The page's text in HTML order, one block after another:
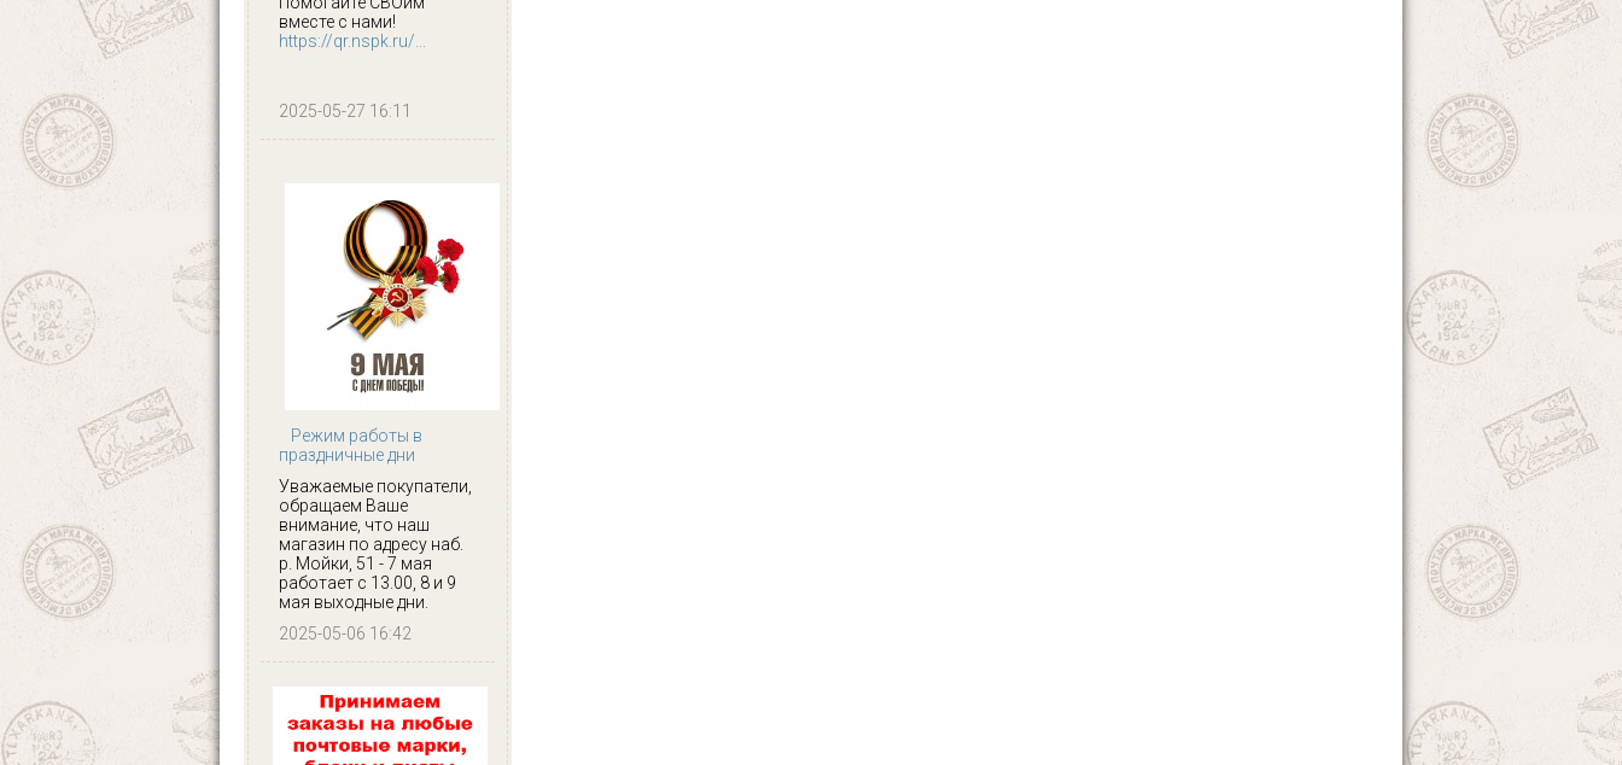
вместе с нами!
https://qr.nspk.ru/...
2025-05-27 16:11
Режим работы в
праздничные дни
Уважаемые покупатели,
обращаем Ваше
внимание, что наш
магазин по адресу наб.
р. Мойки, 51 - 7 мая
работает с 13.00, 8 и 9
мая выходные дни.
2025-05-06 16:42